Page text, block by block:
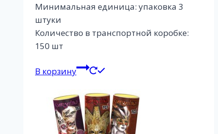
Минимальная единица: упаковка 3
штуки
Количество в транспортной коробке:
150 шт
В корзину